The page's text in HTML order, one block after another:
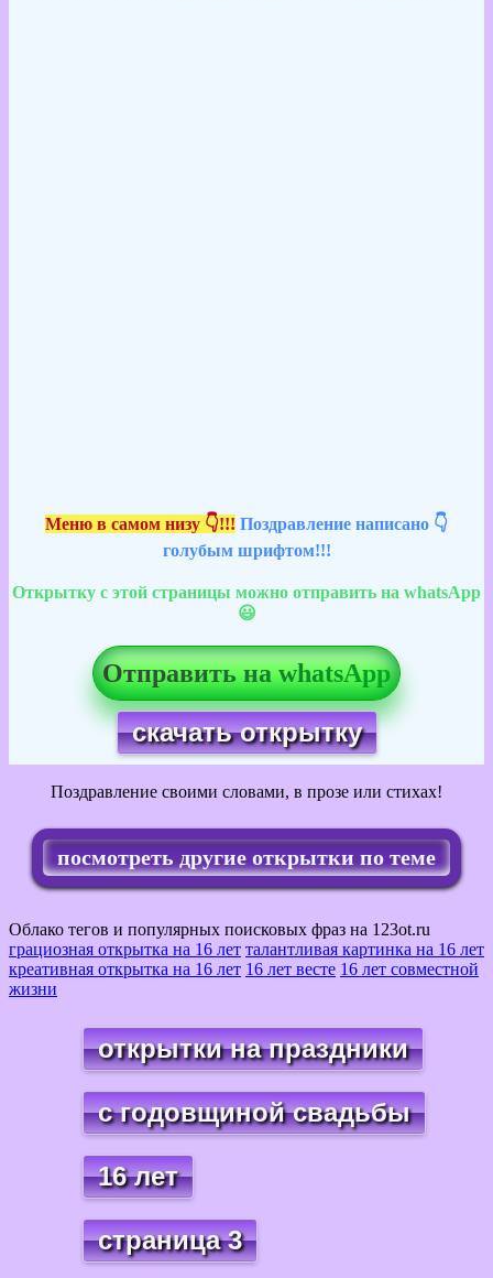
Меню в самом низу 👇!!! Поздравление написано 👇
голубым шрифтом!!!
Открытку с этой страницы можно отправить на whatsApp
😃
Отправить на whatsApp
скачать открытку
Поздравление своими словами, в прозе или стихах!
посмотреть другие открытки по теме
Облако тегов и популярных поисковых фраз на 123ot.ru
грациозная открытка на 16 лет талантливая картинка на 16 лет
креативная открытка на 16 лет 16 лет весте 16 лет совместной
жизни
открытки на праздники
с годовщиной свадьбы
16 лет
страница 3